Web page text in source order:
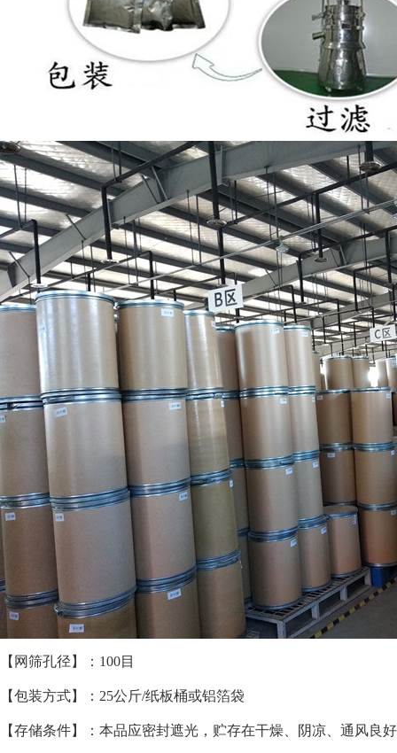
【网筛孔径】：100目
【包装方式】：25公斤/纸板桶或铝箔袋
【存储条件】：本品应密封遮光，贮存在干燥、阴凉、通风良好